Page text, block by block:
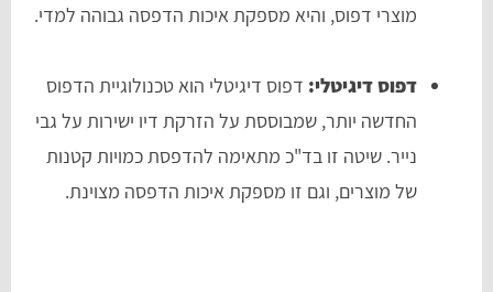
מוצרי דפוס, והיא מספקת איכות הדפסה גבוהה למדי.
דפוס דיגיטלי: דפוס דיגיטלי הוא טכנולוגיית הדפוס
החדשה יותר, שמבוססת על הזרקת דיו ישירות על גבי
נייר. שיטה זו בד"כ מתאימה להדפסת כמויות קטנות
של מוצרים, וגם זו מספקת איכות הדפסה מצוינת.